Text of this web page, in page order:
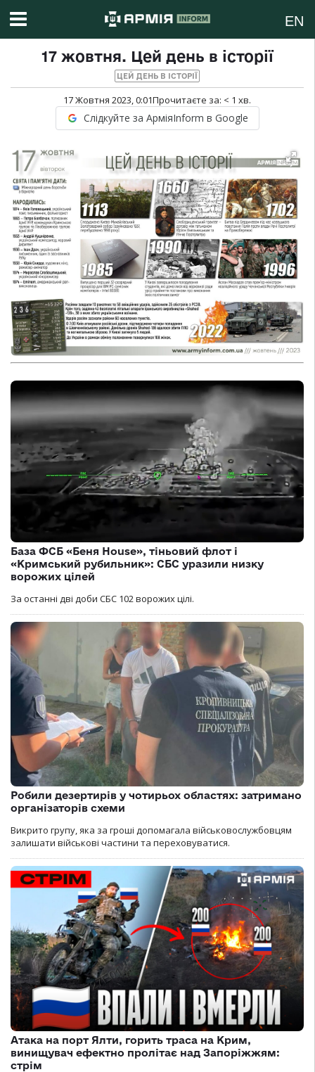
EN
17 жовтня. Цей день в історії
ЦЕЙ ДЕНЬ В ІСТОРІЇ
17 Жовтня 2023, 0:01Прочитаєте за: < 1 хв.
Слідкуйте за АрміяInform в Google
База ФСБ «Беня House», тіньовий флот і
«Кримський рубильник»: СБС уразили низку
ворожих цілей
За останні дві доби СБС 102 ворожих цілі.
Робили дезертирів у чотирьох областях: затримано
організаторів схеми
Викрито групу, яка за гроші допомагала військовослужбовцям
залишати військові частини та переховуватися.
Атака на порт Ялти, горить траса на Крим,
винищувач ефектно пролітає над Запоріжжям:
стрім